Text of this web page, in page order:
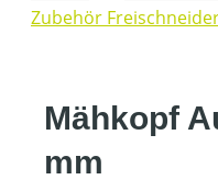
Zubehör
Mähkopf
mm